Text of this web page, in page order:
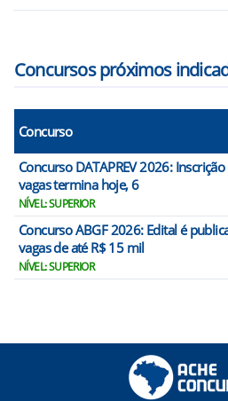
Concursos próximos
Concurso
Concurso DATAPREV 2026:
vagas termina hoje, 6
NÍVEL: SUPERIOR
Concurso ABGF 2026: Edital é
vagas de até R$ 15 mil
NÍVEL: SUPERIOR